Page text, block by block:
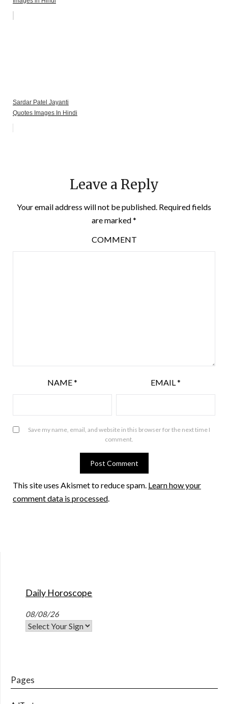
Sardar Patel Jayanti
Quotes Images In Hindi
Leave a Reply
Your email address will not be published. Required fields
are marked*
COMMENT
NAME* EMAIL*
Save my name, email, and website in this browser for the next time I
comment.
This site uses Akismet to reduce spam. Learn how your
comment data is processed.
Daily Horoscope
08/08/26
Pages